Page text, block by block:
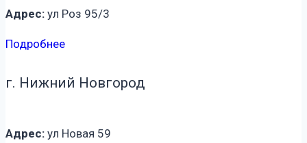
Адрес: ул Роз 95/3
Подробнее
г. Нижний Новгород
Адрес: ул Новая 59